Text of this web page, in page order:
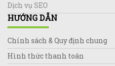
Dịch vụ SEO
HƯỚNG DẪN
Chính sách & Quy định chung
Hình thức thanh toán